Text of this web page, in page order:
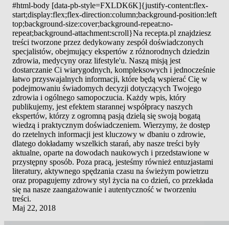
#html-body [data-pb-style=FXLDK6K]{justify-content:flex-
start;display:flex;flex-direction:column;background-position:left
top;background-size:cover;background-repeat:no-
repeat;background-attachment:scroll}Na recepta.pl znajdziesz
treści tworzone przez dedykowany zespół doświadczonych
specjalistów, obejmujący ekspertów z różnorodnych dziedzin
zdrowia, medycyny oraz lifestyle'u. Naszą misją jest
dostarczanie Ci wiarygodnych, kompleksowych i jednocześnie
łatwo przyswajalnych informacji, które będą wspierać Cię w
podejmowaniu świadomych decyzji dotyczących Twojego
zdrowia i ogólnego samopoczucia. Każdy wpis, który
publikujemy, jest efektem starannej współpracy naszych
ekspertów, którzy z ogromną pasją dzielą się swoją bogatą
wiedzą i praktycznym doświadczeniem. Wierzymy, że dostęp
do rzetelnych informacji jest kluczowy w dbaniu o zdrowie,
dlatego dokładamy wszelkich starań, aby nasze treści były
aktualne, oparte na dowodach naukowych i przedstawione w
przystępny sposób. Poza pracą, jesteśmy również entuzjastami
literatury, aktywnego spędzania czasu na świeżym powietrzu
oraz propagujemy zdrowy styl życia na co dzień, co przekłada
się na nasze zaangażowanie i autentyczność w tworzeniu
treści.
Maj 22, 2018